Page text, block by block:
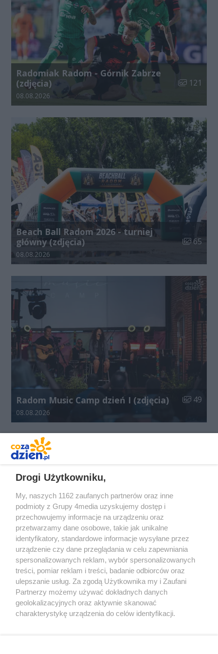
Radomiak Radom - Górnik Zabrze
(zdjęcia)
Liczba
121
Data dodania galerii:
08.08.2026
Beach Ball Radom 2026 - turniej
główny (zdjęcia)
Liczba
65
Data dodania galerii:
08.08.2026
Radom Music Camp dzień I (zdjęcia) Liczba
49
Data dodania galerii:
08.08.2026
Redakcja Reklama Prywatność
Praca Łódź
the:protocol
Drogi Użytkowniku,
My, naszych 1162 zaufanych partnerów oraz inne
podmioty z Grupy 4media uzyskujemy dostęp i
przechowujemy informacje na urządzeniu oraz
przetwarzamy dane osobowe, takie jak unikalne
identyfikatory, standardowe informacje wysyłane przez
urządzenie czy dane przeglądania w celu zapewniania
spersonalizowanych reklam, wybór spersonalizowanych
treści, pomiar reklam i treści, badanie odbiorców oraz
ulepszanie usług. Za zgodą Użytkownika my i Zaufani
Partnerzy możemy używać dokładnych danych
geolokalizacyjnych oraz aktywnie skanować
charakterystykę urządzenia do celów identyfikacji.